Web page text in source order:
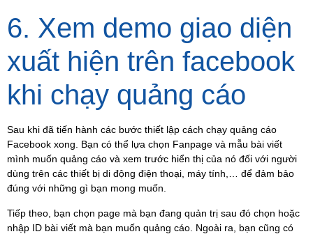
6. Xem demo giao diện
xuất hiện trên facebook
khi chạy quảng cáo
Sau khi đã tiến hành các bước thiết lập cách chạy quảng cáo
Facebook xong. Bạn có thể lựa chọn Fanpage và mẫu bài viết
mình muốn quảng cáo và xem trước hiển thị của nó đối với người
dùng trên các thiết bị di động điện thoại, máy tính,… để đảm bảo
đúng với những gì bạn mong muốn.
Tiếp theo, bạn chọn page mà bạn đang quản trị sau đó chọn hoặc
nhập ID bài viết mà bạn muốn quảng cáo. Ngoài ra, bạn cũng có